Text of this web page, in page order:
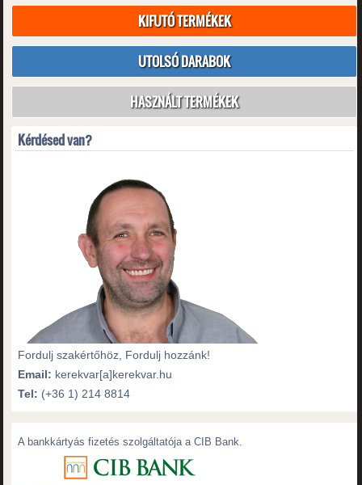
KIFUTÓ TERMÉKEK
UTOLSÓ DARABOK
HASZNÁLT TERMÉKEK
Kérdésed van?
Fordulj szakértőhöz, Fordulj hozzánk!
Email: kerekvar[a]kerekvar.hu
Tel: (+36 1) 214 8814
A bankkártyás fizetés szolgáltatója a CIB Bank.